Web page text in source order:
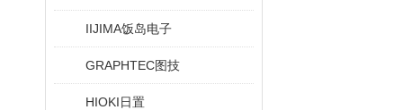
IIJIMA饭岛电子
GRAPHTEC图技
HIOKI日置